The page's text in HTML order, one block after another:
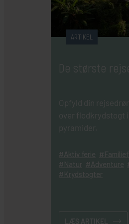
ARTIKEL
De største
Opfyld din
over flodkrydstogt
pyramider.
Aktiv ferie
Natur
Adventure
Krydstogter
LÆS ARTIKEL